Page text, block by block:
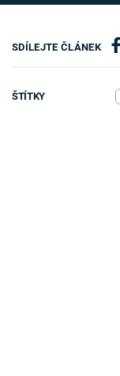
SDÍLEJTE ČLÁNEK
ŠTÍTKY